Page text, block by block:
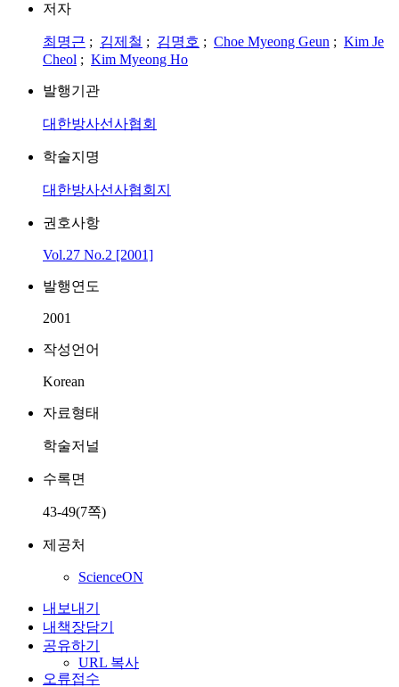
저자
최명근 ; 김제철 ; 김명호 ; Choe Myeong Geun ; Kim Je
Cheol ; Kim Myeong Ho
발행기관
대한방사선사협회
학술지명
대한방사선사협회지
권호사항
Vol.27 No.2 [2001]
발행연도
2001
작성언어
Korean
자료형태
학술저널
수록면
43-49(7쪽)
제공처
ScienceON
내보내기
내책장담기
공유하기
URL 복사
오류접수